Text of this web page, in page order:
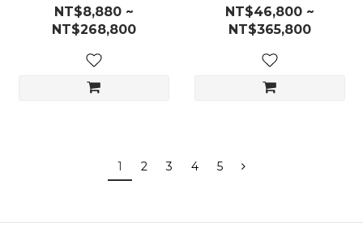
NT$8,880 ~
NT$268,800
NT$46,800 ~
NT$365,800
1 2 3 4 5